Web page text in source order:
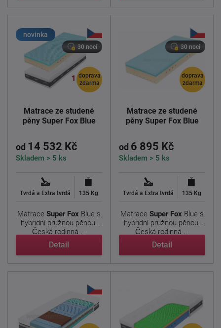
novinka
doprava
zdarma
30 nocí
Matrace ze studené
pěny Super Fox Blue
od 14 532 Kč
Skladem > 5 ks
Tvrdá a Extra tvrdá 135 Kg
Matrace Super Fox Blue s
hybridní pružnou pěnou.
Česká rodinná ...
Detail
doprava
zdarma
30 nocí
Matrace ze studené
pěny Super Fox Blue
od 6 895 Kč
Skladem > 5 ks
Tvrdá a Extra tvrdá 135 Kg
Matrace Super Fox Blue s
hybridní pružnou pěnou.
Česká rodinná ...
Detail